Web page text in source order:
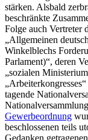
stärken. Alsbald
beschränkte
Folge auch Vertreter
„Allgemeinen
Winkelblechs
Parlament)“, deren
„sozialen
tagende
Gewerbeordnung
beschlossenen teils
Gedanken